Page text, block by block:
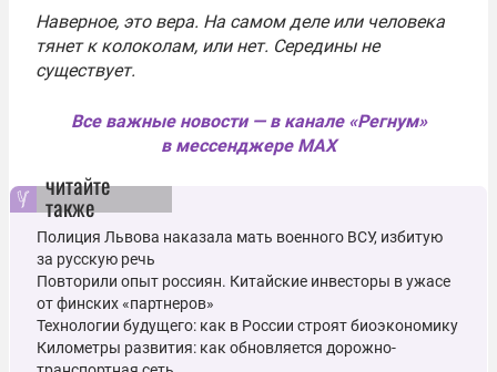
Наверное, это вера. На самом деле или человека
тянет к колоколам, или нет. Середины не
существует.
Все важные новости — в канале «Регнум»
в мессенджере MAX
читайте
также
Полиция Львова наказала мать военного ВСУ, избитую
за русскую речь
Повторили опыт россиян. Китайские инвесторы в ужасе
от финских «партнеров»
Технологии будущего: как в России строят биоэкономику
Километры развития: как обновляется дорожно-